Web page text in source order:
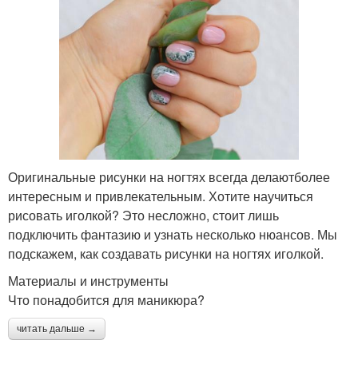
Оригинальные рисунки на ногтях всегда делаютболее
интересным и привлекательным. Хотите научиться
рисовать иголкой? Это несложно, стоит лишь
подключить фантазию и узнать несколько нюансов. Мы
подскажем, как создавать рисунки на ногтях иголкой.
Материалы и инструменты
Что понадобится для маникюра?
читать дальше →